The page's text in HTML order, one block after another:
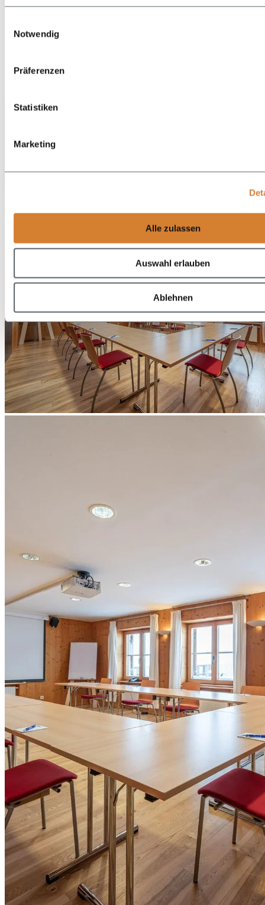
Notwendig
Präferenzen
Statistiken
Marketing
Alle zulassen
Auswahl erlauben
Ablehnen